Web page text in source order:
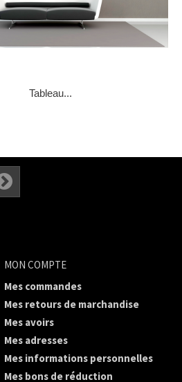
Tableau...
MON COMPTE
Mes commandes
Mes retours de marchandise
Mes avoirs
Mes adresses
Mes informations personnelles
Mes bons de réduction